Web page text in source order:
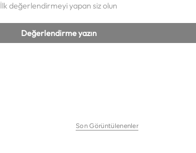
İlk değerlendirmeyi yapan siz olun
Değerlendirme yazın
Son Görüntülenenler